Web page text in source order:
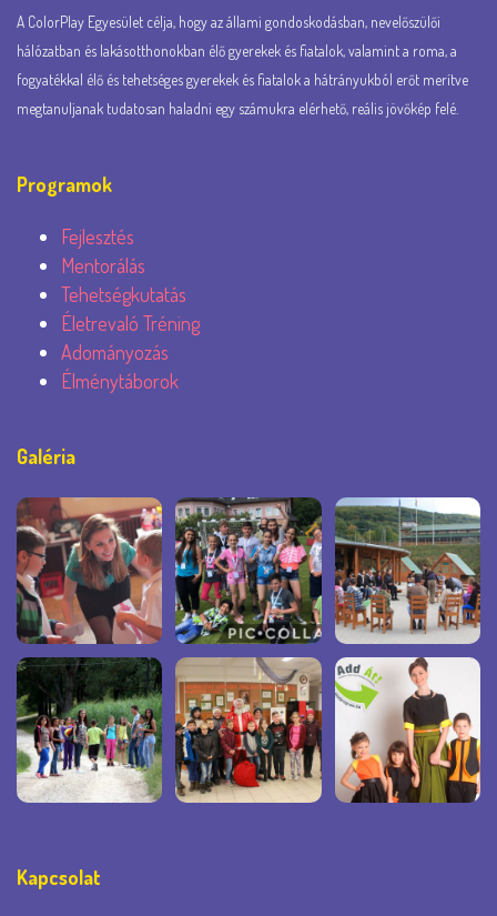
A ColorPlay Egyesület célja, hogy az állami gondoskodásban, nevelőszülői
hálózatban és lakásotthonokban élő gyerekek és fiatalok, valamint a roma, a
fogyatékkal élő és tehetséges gyerekek és fiatalok a hátrányukból erőt merítve
megtanuljanak tudatosan haladni egy számukra elérhető, reális jövőkép felé.
Programok
Fejlesztés
Mentorálás
Tehetségkutatás
Életrevaló Tréning
Adományozás
Élménytáborok
Galéria
Kapcsolat